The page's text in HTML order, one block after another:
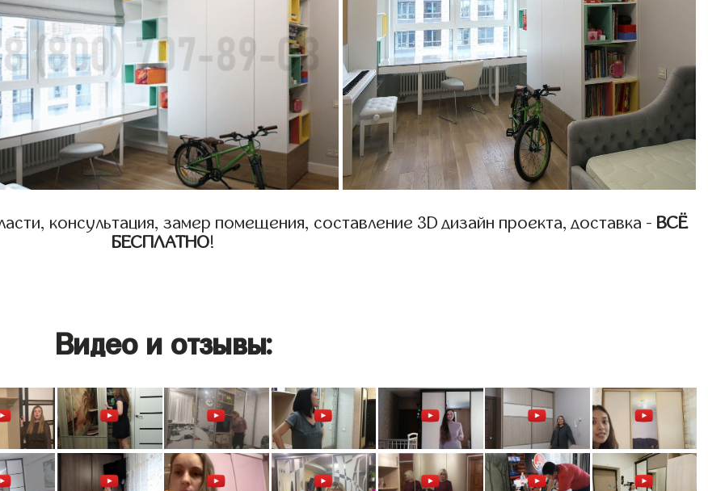
консультация, замер помещения, составление 3D дизайн проекта, доставка - ВСЁ
БЕСПЛАТНО!
Видео и отзывы: